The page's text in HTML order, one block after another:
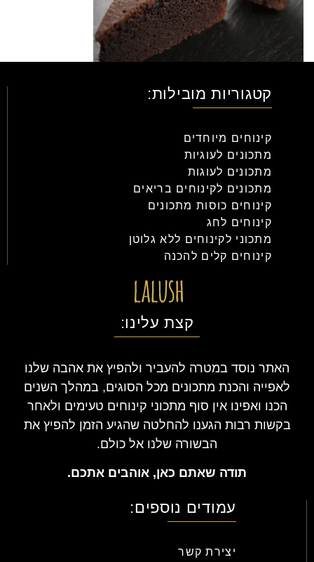
קטגוריות מובילות:
קינוחים מיוחדים
מתכונים לעוגיות
מתכונים לעוגות
מתכונים לקינוחים בריאים
קינוחים כוסות מתכונים
קינוחים לחג
מתכוני לקינוחים ללא גלוטן
קינוחים קלים להכנה
קצת עלינו:
האתר נוסד במטרה להעביר ולהפיץ את אהבה שלנו
לאפייה והכנת מתכונים מכל הסוגים, במהלך השנים
הכנו ואפינו אין סוף מתכוני קינוחים טעימים ולאחר
בקשות רבות הגענו להחלטה שהגיע הזמן להפיץ את
הבשורה שלנו אל כולם.
תודה שאתם כאן, אוהבים אתכם.
עמודים נוספים:
יצירת קשר